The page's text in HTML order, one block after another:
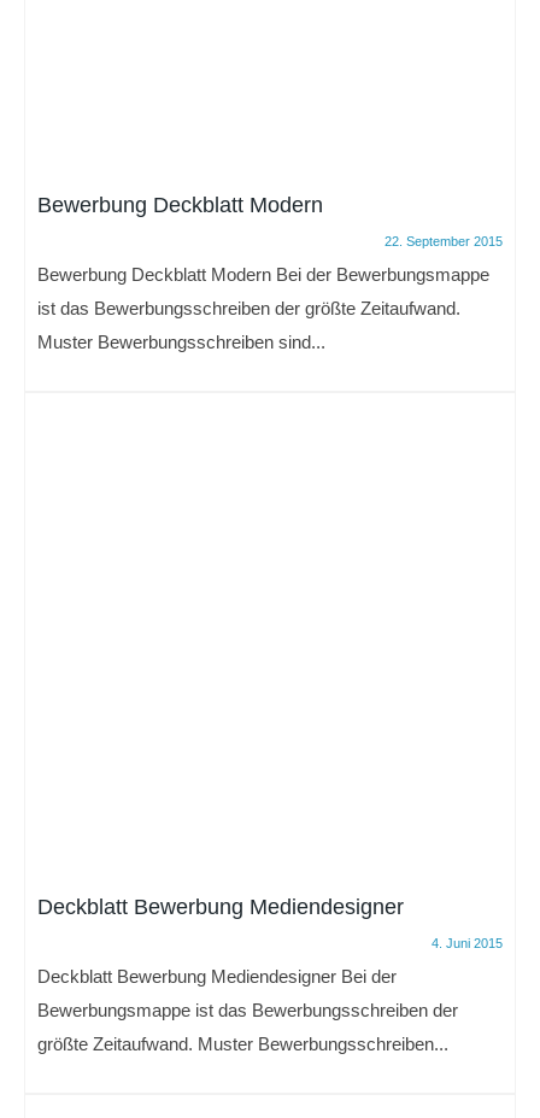
Bewerbung Deckblatt Modern
22. September 2015
Bewerbung Deckblatt Modern Bei der Bewerbungsmappe
ist das Bewerbungsschreiben der größte Zeitaufwand.
Muster Bewerbungsschreiben sind...
Deckblatt Bewerbung Mediendesigner
4. Juni 2015
Deckblatt Bewerbung Mediendesigner Bei der
Bewerbungsmappe ist das Bewerbungsschreiben der
größte Zeitaufwand. Muster Bewerbungsschreiben...